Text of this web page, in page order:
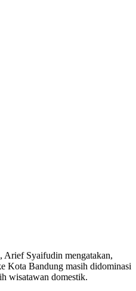
Syaifudin mengatakan,
Kota Bandung masih didominasi
wisatawan domestik.